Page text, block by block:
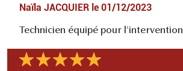
Naïla JACQUIER le 01/12/2023
Technicien équipé pour l'intervention